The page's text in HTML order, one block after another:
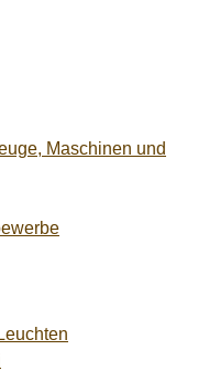
Maschinen und